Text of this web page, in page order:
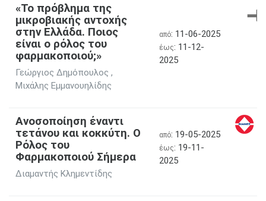
«Το πρόβλημα της
μικροβιακής αντοχής
στην Ελλάδα. Ποιος
είναι ο ρόλος του
φαρμακοποιού;»
Γεώργιος Δημόπουλος ,
Μιχάλης Εμμανουηλίδης
από: 11-06-2025
έως: 11-12-
2025
Ανοσοποίηση έναντι
τετάνου και κοκκύτη. Ο
Ρόλος του
Φαρμακοποιού Σήμερα
Διαμαντής Κλημεντίδης
από: 19-05-2025
έως: 19-11-
2025